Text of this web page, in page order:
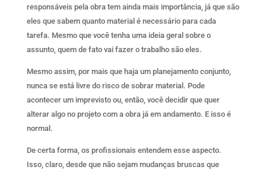
responsáveis pela obra tem ainda mais importância, já que são
eles que sabem quanto material é necessário para cada
tarefa. Mesmo que você tenha uma ideia geral sobre o
assunto, quem de fato vai fazer o trabalho são eles.
Mesmo assim, por mais que haja um planejamento conjunto,
nunca se está livre do risco de sobrar material. Pode
acontecer um imprevisto ou, então, você decidir que quer
alterar algo no projeto com a obra já em andamento. E isso é
normal.
De certa forma, os profissionais entendem esse aspecto.
Isso, claro, desde que não sejam mudanças bruscas que